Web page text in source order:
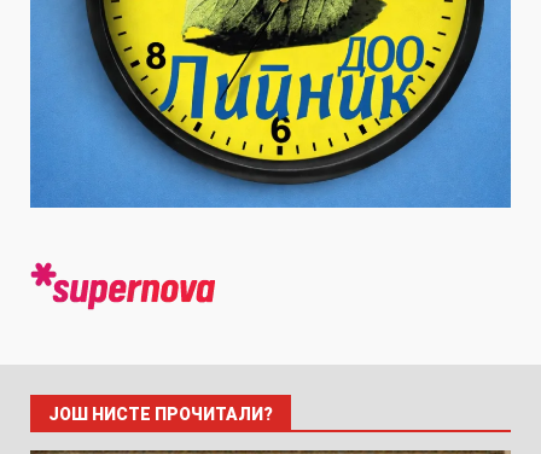
ЈОШ НИСТЕ ПРОЧИТАЛИ?